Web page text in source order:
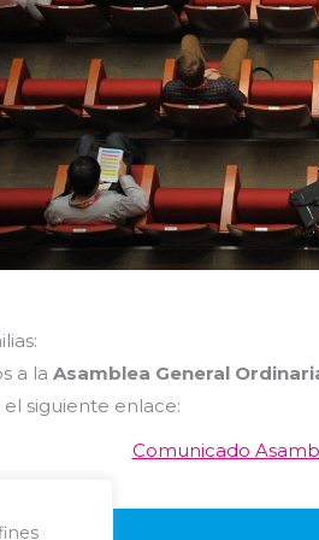
a la Asamblea General
siguiente enlace:
Comunicado